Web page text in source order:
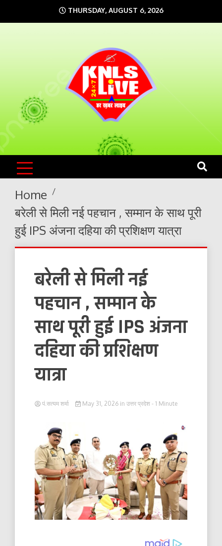
to
THURSDAY, AUGUST 6, 2026
KNLS LIVE
India`s No.1 News Portal
Home
बरेली से मिली नई पहचान , सम्मान के साथ पूरी
हुई IPS अंजना दहिया की प्रशिक्षण यात्रा
बरेली से मिली नई
पहचान , सम्मान के
साथ पूरी हुई IPS अंजना
दहिया की प्रशिक्षण
यात्रा
पं.सत्यम शर्मा May 31, 2026 in उत्तर प्रदेश - 1 Minute